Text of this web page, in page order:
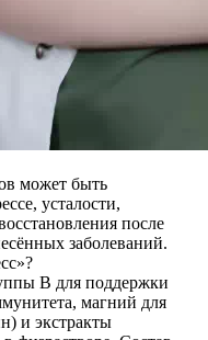
может быть
усталости,
после
заболеваний.
B для поддержки
магний для
и экстракты